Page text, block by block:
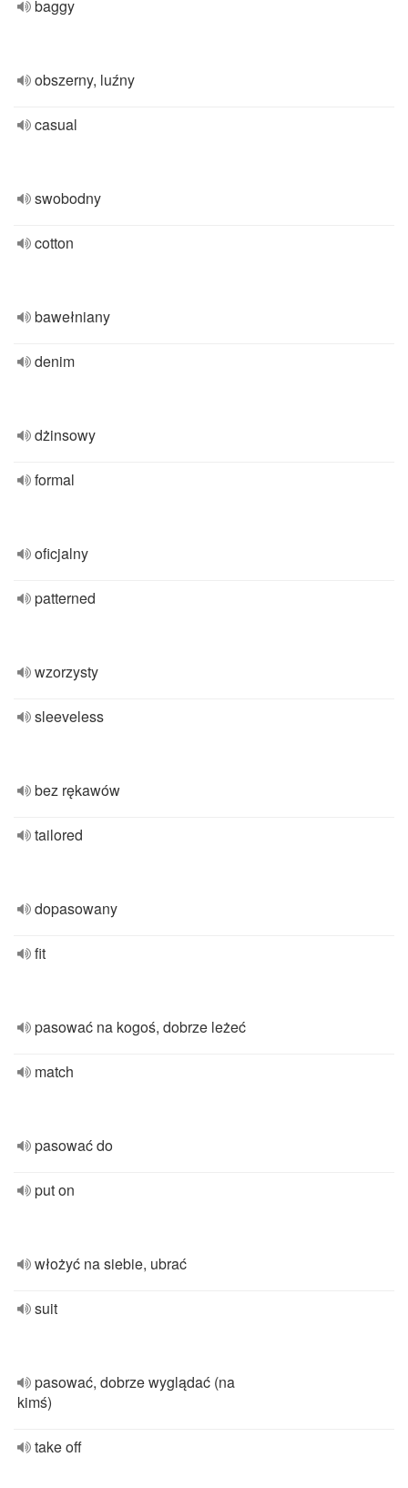
baggy
obszerny, luźny
casual
swobodny
cotton
bawełniany
denim
dżinsowy
formal
oficjalny
patterned
wzorzysty
sleeveless
bez rękawów
tailored
dopasowany
fit
pasować na kogoś, dobrze leżeć
match
pasować do
put on
włożyć na siebie, ubrać
suit
pasować, dobrze wyglądać (na
kimś)
take off